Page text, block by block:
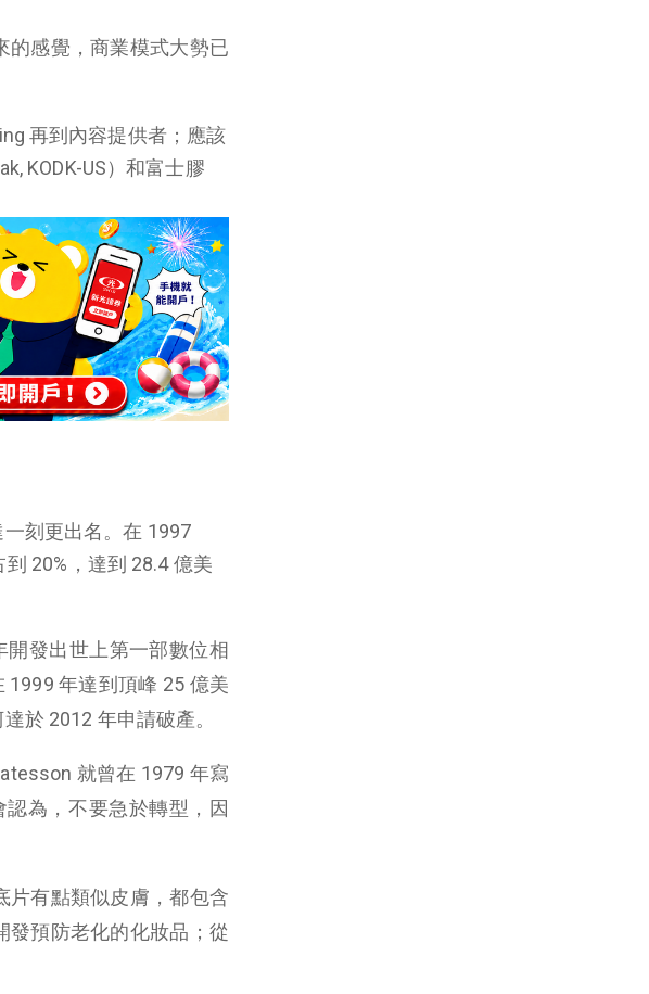
的感覺，商業模式大勢已
再到內容提供者；應該
KODK-US）和富士膠
刻更出名。在 1997
20%，達到 28.4 億美
開發出世上第一部數位相
年達到頂峰 25 億美
於 2012 年申請破產。
就曾在 1979 年寫
為，不要急於轉型，因
片有點類似皮膚，都包含
發預防老化的化妝品；從